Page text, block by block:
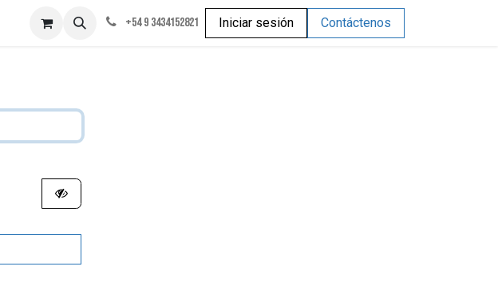
+54 9 3434152821 Iniciar sesión Contáctenos